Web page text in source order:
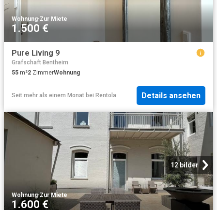
Wohnung·Zur Miete
1.500 €
Pure Living 9
Grafschaft Bentheim
55 m²2 ZimmerWohnung
Seit mehr als einem Monat bei Rentola Details ansehen
12 bilder
Wohnung·Zur Miete
1.600 €